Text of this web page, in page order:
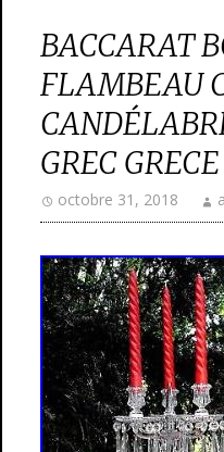
BACCARAT
FLAMBEAU
GREC
octobre 31, 2018